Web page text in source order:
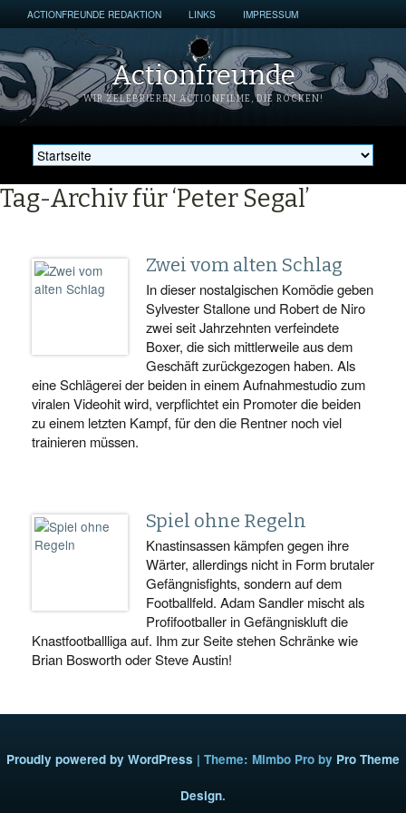
ACTIONFREUNDE REDAKTION LINKS IMPRESSUM
Actionfreunde
WIR ZELEBRIEREN ACTIONFILME, DIE ROCKEN!
Tag-Archiv für ‘Peter Segal’
Zwei vom alten Schlag
In dieser nostalgischen Komödie geben
Sylvester Stallone und Robert de Niro
zwei seit Jahrzehnten verfeindete
Boxer, die sich mittlerweile aus dem
Geschäft zurückgezogen haben. Als
eine Schlägerei der beiden in einem Aufnahmestudio zum
viralen Videohit wird, verpflichtet ein Promoter die beiden
zu einem letzten Kampf, für den die Rentner noch viel
trainieren müssen.
Spiel ohne Regeln
Knastinsassen kämpfen gegen ihre
Wärter, allerdings nicht in Form brutaler
Gefängnisfights, sondern auf dem
Footballfeld. Adam Sandler mischt als
Profifootballer in Gefängniskluft die
Knastfootballliga auf. Ihm zur Seite stehen Schränke wie
Brian Bosworth oder Steve Austin!
Proudly powered by WordPress | Theme: Mimbo Pro by Pro Theme
Design.